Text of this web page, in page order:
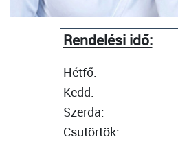
Rendelési idő:
Hétfő:
Kedd:
Szerda:
Csütörtök: